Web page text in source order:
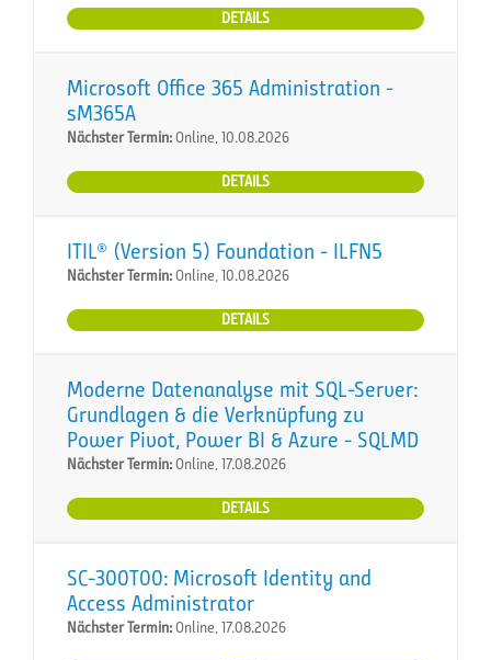
DETAILS
Microsoft Office 365 Administration -
sM365A
Nächster Termin:Online, 10.08.2026
DETAILS
ITIL® (Version 5) Foundation - ILFN5
Nächster Termin:Online, 10.08.2026
DETAILS
Moderne Datenanalyse mit SQL-Server:
Grundlagen & die Verknüpfung zu
Power Pivot, Power BI & Azure - SQLMD
Nächster Termin:Online, 17.08.2026
DETAILS
SC-300T00: Microsoft Identity and
Access Administrator
Nächster Termin:Online, 17.08.2026